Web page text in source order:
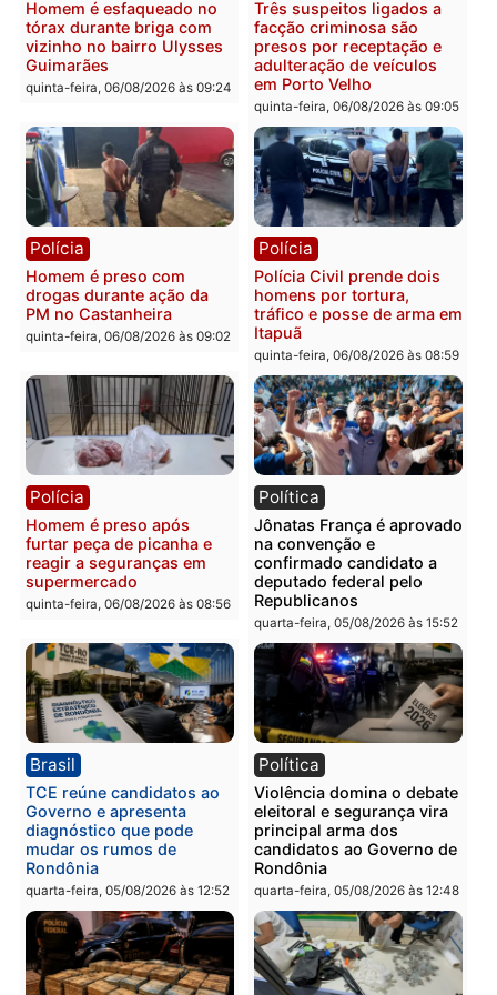
Policiais militares
recuperam moto furtada e
prendem trio na zona
Leste
quinta-feira, 06/08/2026 às 09:28
Jovem é encontrado
na Rua dos Cravos e
é investigado pela
em RO
quinta-feira, 06/08/2026 às
Polícia
Homem é esfaqueado no
tórax durante briga com
vizinho no bairro Ulysses
Guimarães
quinta-feira, 06/08/2026 às 09:24
Polícia
Três suspeitos ligados a
facção criminosa são
presos por receptação e
adulteração de veículos
quinta-feira, 06/08/2026 às
Polícia
Homem é preso com
drogas durante ação da
quinta-feira, 06/08/2026 às 09:02
Polícia
Polícia Civil prende dois
homens por tortura,
tráfico e posse de arma
Itapuã
quinta-feira, 06/08/2026 às
Polícia
Homem é preso após
furtar peça de picanha e
reagir a seguranças em
supermercado
quinta-feira, 06/08/2026 às 08:56
Política
Jônatas França é
na convenção e
confirmado candidato a
deputado federal pelo
Republicanos
quarta-feira, 05/08/2026 às